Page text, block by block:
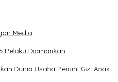
Media
Pelaku Diamankan
Dunia Usaha Penuhi Gizi Anak